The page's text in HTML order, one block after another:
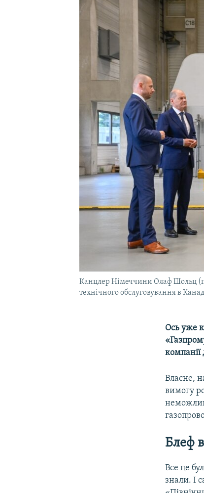
УКРАЇНСЬКА ПРОБЛЕМА КРИМУ
Канцлер Німеччини Олаф Шольц
технічного обслуговування в
Ось уже
компанії
Власне,
вимогу
Блеф
Все це
знали. І